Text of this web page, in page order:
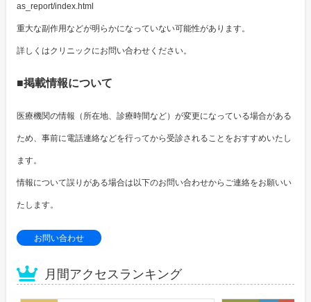
as_report/index.html
重大な副作用などが明らかになっていない可能性があります。
詳しくはクリニックにお問い合わせください。
■掲載情報について
医療機関の情報（所在地、診療時間など）が変更になっている場合がある
ため、事前に電話連絡などを行ってから受診されることをおすすめいたし
ます。
情報について誤りがある場合は以下のお問い合わせからご連絡をお願いい
たします。
お問い合わせ
月間アクセスランキング